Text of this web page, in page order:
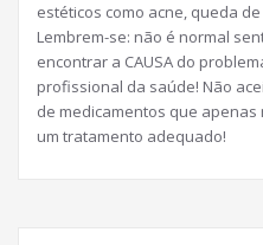
estéticos como acne, queda
Lembrem-se: não é normal
encontrar a CAUSA do
profissional da saúde! Não
de medicamentos que
um tratamento adequado!